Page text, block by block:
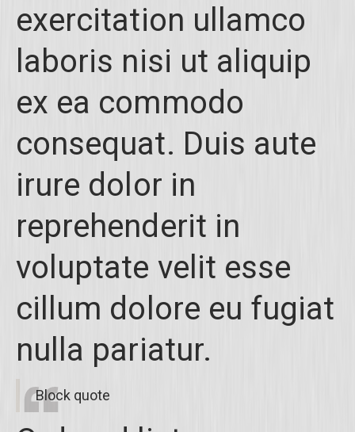
exercitation ullamco
laboris nisi ut aliquip
ex ea commodo
consequat. Duis aute
irure dolor in
reprehenderit in
voluptate velit esse
cillum dolore eu fugiat
nulla pariatur.
Block quote